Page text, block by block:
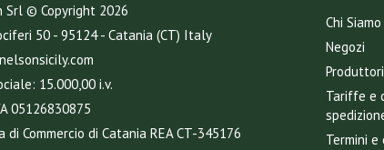
Srl © Copyright 2026
50 - 95124 - Catania (CT) Italy
15.000,00 i.v.
05126830875
di Commercio di Catania REA CT-345176
Chi Siamo
Negozi
Produttori
Tariffe e
Termini e